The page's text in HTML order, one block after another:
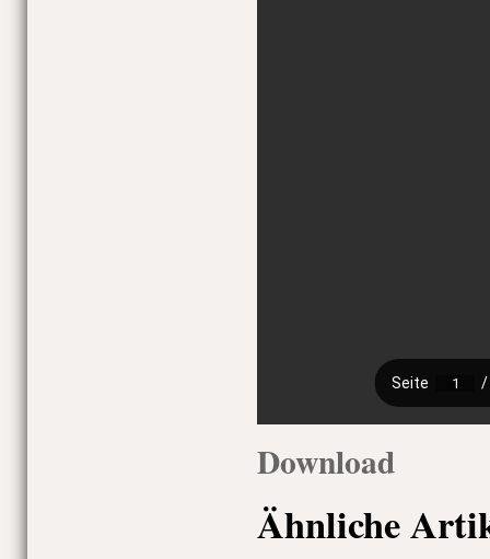
Download
Ähnliche